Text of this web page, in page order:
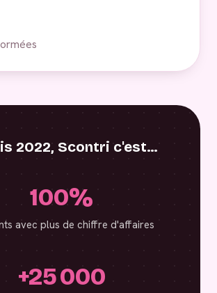
2022, Scontri c'est…
100%
avec plus de chiffre d'affaires
+25 000